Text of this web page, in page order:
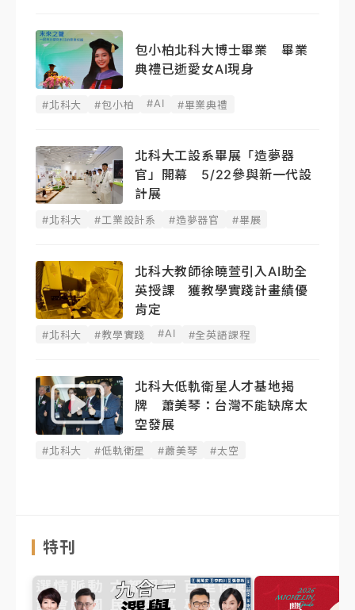
包小柏北科大博士畢業 畢業
典禮已逝愛女AI現身
#北科大 #包小柏 #AI #畢業典禮
北科大工設系畢展「造夢器
官」開幕 5/22參與新一代設
計展
#北科大 #工業設計系 #造夢器官 #畢展
北科大教師徐曉萱引入AI助全
英授課 獲教學實踐計畫績優
肯定
#北科大 #教學實踐 #AI #全英語課程
北科大低軌衛星人才基地揭
牌 蕭美琴：台灣不能缺席太
空發展
#北科大 #低軌衛星 #蕭美琴 #太空
特刊